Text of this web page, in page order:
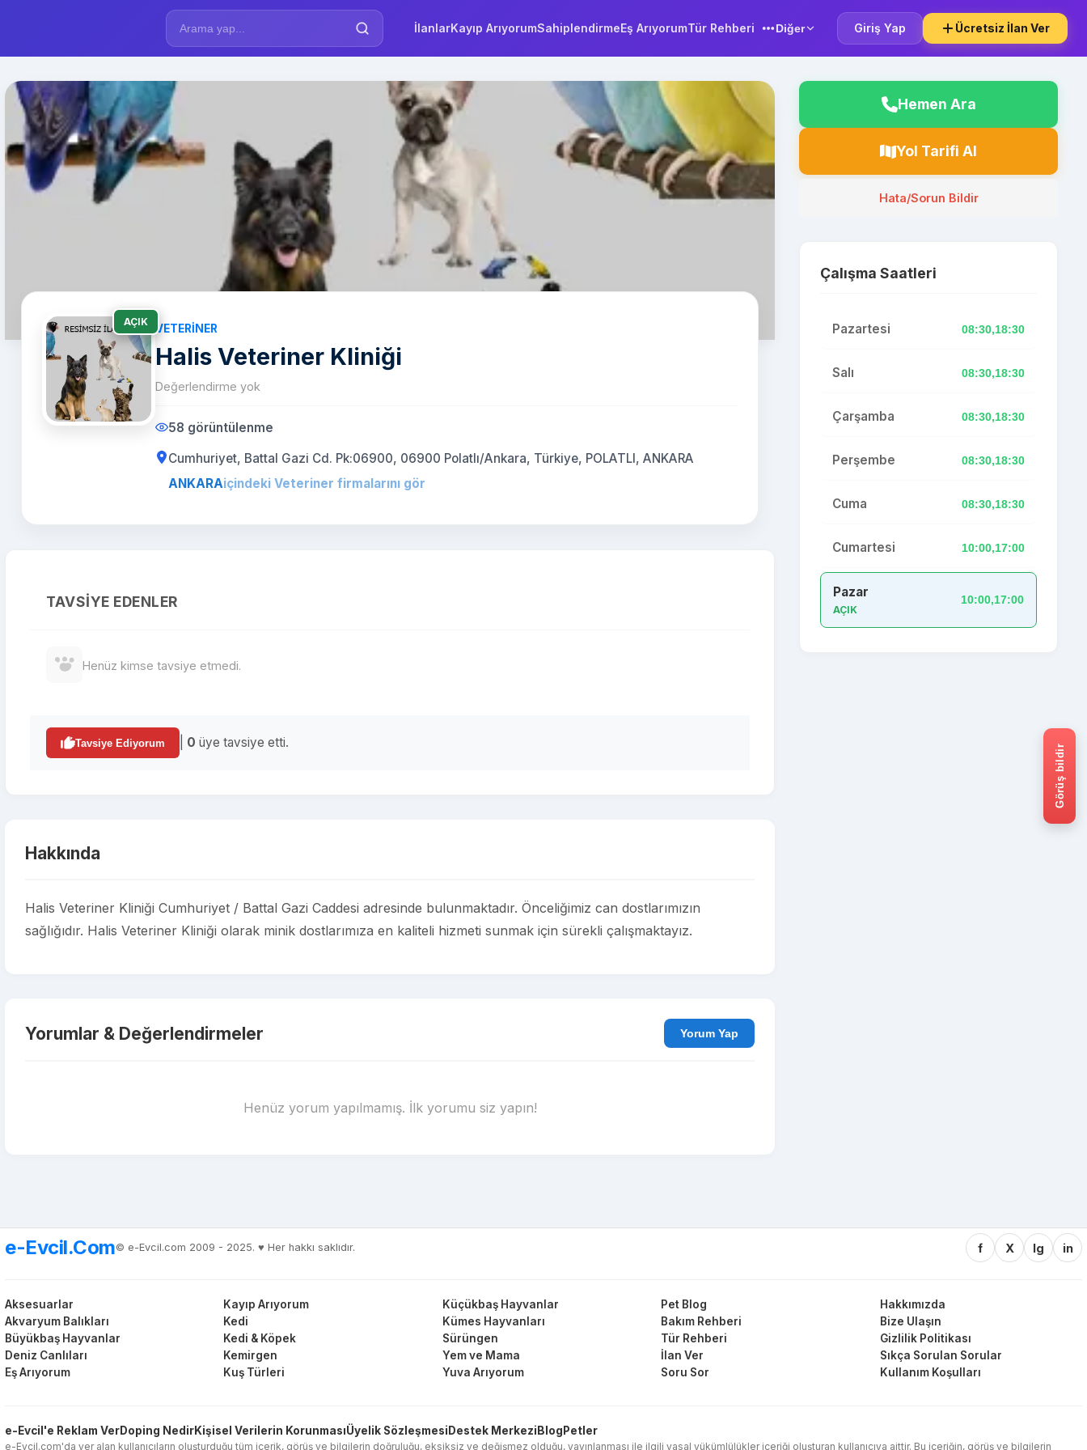
İlanlarKayıp ArıyorumSahiplendirmeEş ArıyorumTür Rehberi Diğer Giriş Yap Ücretsiz İlan Ver
AÇIK
VETERINER
Halis Veteriner Kliniği
Değerlendirme yok
58 görüntülenme
Cumhuriyet, Battal Gazi Cd. Pk:06900, 06900 Polatlı/Ankara, Türkiye, POLATLI, ANKARA
ANKARAiçindeki Veteriner firmalarını gör
TAVSIYE EDENLER
Henüz kimse tavsiye etmedi.
Tavsiye Ediyorum 0 üye tavsiye etti.
Hakkında
Halis Veteriner Kliniği Cumhuriyet / Battal Gazi Caddesi adresinde bulunmaktadır. Önceliğimiz can dostlarımızın
sağlığıdır. Halis Veteriner Kliniği olarak minik dostlarımıza en kaliteli hizmeti sunmak için sürekli çalışmaktayız.
Yorumlar & Değerlendirmeler Yorum Yap
Henüz yorum yapılmamış. İlk yorumu siz yapın!
Hemen Ara
Yol Tarifi Al
Hata/Sorun Bildir
Çalışma Saatleri
Pazartesi 08:30,18:30
Salı 08:30,18:30
Çarşamba 08:30,18:30
Perşembe 08:30,18:30
Cuma 08:30,18:30
Cumartesi 10:00,17:00
Pazar
AÇIK
10:00,17:00
e-Evcil.Com© e-Evcil.com 2009 - 2025. ♥️ Her hakkı saklıdır. f X Ig in
Aksesuarlar
Akvaryum Balıkları
Büyükbaş Hayvanlar
Deniz Canlıları
Eş Arıyorum
Kayıp Arıyorum
Kedi
Kedi & Köpek
Kemirgen
Kuş Türleri
Küçükbaş Hayvanlar
Kümes Hayvanları
Sürüngen
Yem ve Mama
Yuva Arıyorum
Pet Blog
Bakım Rehberi
Tür Rehberi
İlan Ver
Soru Sor
Hakkımızda
Bize Ulaşın
Gizlilik Politikası
Sıkça Sorulan Sorular
Kullanım Koşulları
e-Evcil'e Reklam VerDoping NedirKişisel Verilerin KorunmasıÜyelik Sözleşmesi Destek Merkezi Blog Petler
e-Evcil.com'da yer alan kullanıcıların oluşturduğu tüm içerik, görüş ve bilgilerin doğruluğu, eksiksiz ve değişmez olduğu, yayınlanması ile ilgili yasal yükümlülükler içeriği oluşturan kullanıcıya aittir. Bu içeriğin, görüş ve bilgilerin
Görüş bildir